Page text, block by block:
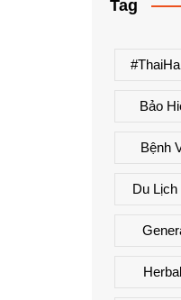
Tag
Bảo
Bệnh
Du